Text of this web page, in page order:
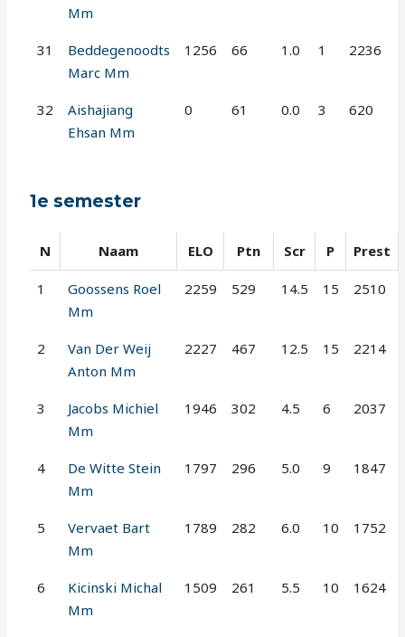
Mm
31
Beddegenoodts
Marc Mm
1256 66 1.0 1 2236
32
Aishajiang
Ehsan Mm
0 61 0.0 3 620
1e semester
N Naam ELO Ptn Scr P Prest
1
Goossens Roel
Mm
2259 529 14.5 15 2510
2
Van Der Weij
Anton Mm
2227 467 12.5 15 2214
3
Jacobs Michiel
Mm
1946 302 4.5 6 2037
4
De Witte Stein
Mm
1797 296 5.0 9 1847
5
Vervaet Bart
Mm
1789 282 6.0 10 1752
6
Kicinski Michal
Mm
1509 261 5.5 10 1624